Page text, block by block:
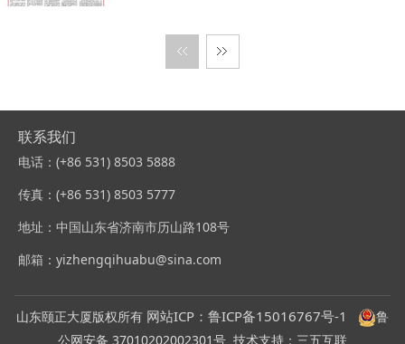
联系我们
电话：(+86 531) 8503 5888
传真：(+86 531) 8503 5777
地址：中国山东省济南市历山路108号
邮箱：yizhengqihuabu@sina.com
山东颐正大厦版权所有 网站ICP： 鲁ICP备15016767号-1
鲁
公网安备 37010202002301号 技术支持：三五互联